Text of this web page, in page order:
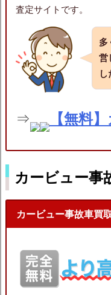
査定サイトです。
多
営
し
⇒ 【無料
カービュー事
カービュー事故車買